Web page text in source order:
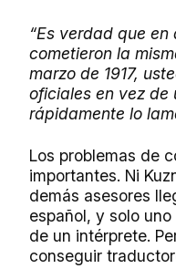
“Es verdad que
cometieron la
marzo de 1917,
oficiales en vez de
rápidamente lo
Los problemas de
importantes. Ni
demás asesores
español, y solo
de un intérprete.
conseguir